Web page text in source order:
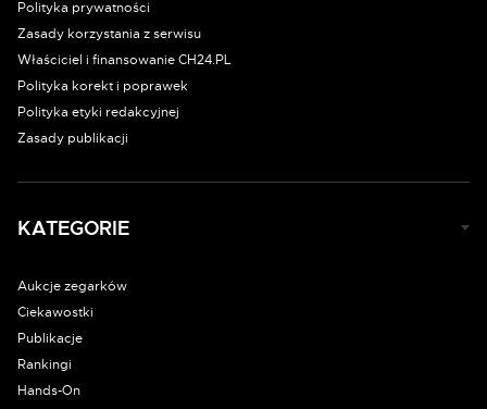
Polityka prywatności
Zasady korzystania z serwisu
Właściciel i finansowanie CH24.PL
Polityka korekt i poprawek
Polityka etyki redakcyjnej
Zasady publikacji
KATEGORIE
Aukcje zegarków
Ciekawostki
Publikacje
Rankingi
Hands-On